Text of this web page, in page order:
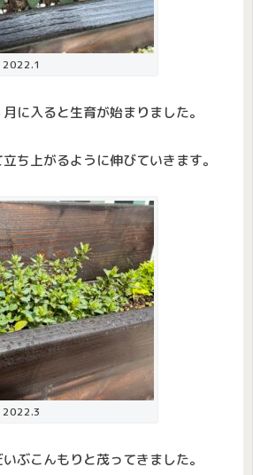
2022.1
に入ると生育が始まりました。
ち上がるように伸びていきます。
2022.3
ぶこんもりと茂ってきました。